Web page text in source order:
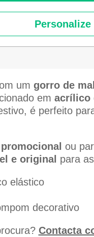
Personalize
um gorro de
em acrílico
é perfeito
ou
e original para
elástico
decorativo
Contacta